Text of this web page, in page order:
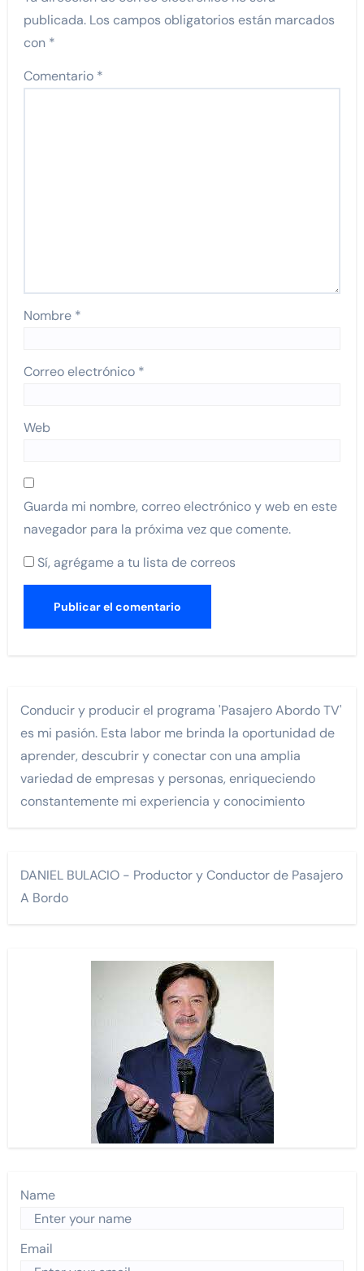
publicada. Los campos obligatorios están marcados
con *
Comentario *
Nombre *
Correo electrónico *
Web
Guarda mi nombre, correo electrónico y web en este
navegador para la próxima vez que comente.
Sí, agrégame a tu lista de correos
Conducir y producir el programa 'Pasajero Abordo TV'
es mi pasión. Esta labor me brinda la oportunidad de
aprender, descubrir y conectar con una amplia
variedad de empresas y personas, enriqueciendo
constantemente mi experiencia y conocimiento
DANIEL BULACIO - Productor y Conductor de Pasajero
A Bordo
Name
Email